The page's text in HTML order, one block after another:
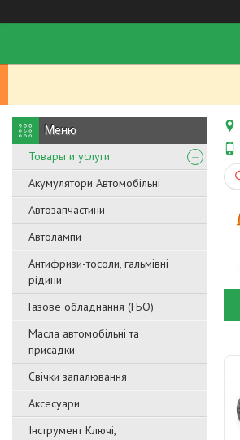
Товары и услуги
Акумулятори Автомобільні
Автозапчастини
Автолампи
Антифризи-тосоли, гальмівні
рідини
Газове обладнання (ГБО)
Масла автомобільні та
присадки
Свічки запалювання
Аксесуари
Інструмент Ключі,